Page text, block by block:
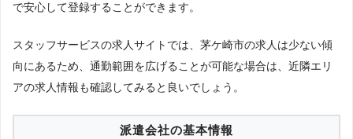
で安心して登録することができます。
スタッフサービスの求人サイトでは、茅ケ崎市の求人は少ない傾
向にあるため、通勤範囲を広げることが可能な場合は、近隣エリ
アの求人情報も確認してみると良いでしょう。
派遣会社の基本情報